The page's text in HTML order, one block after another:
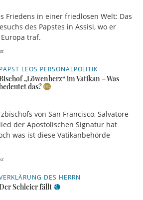
Friedens in einer friedlosen Welt: Das
des Papstes in Assisi, wo er
traf.
PAPST LEOS PERSONALPOLITIK
„Löwenherz“ im Vatikan – Was
das?
von San Francisco, Salvatore
der Apostolischen Signatur hat
was ist diese Vatikanbehörde
DES HERRN
Schleier fällt